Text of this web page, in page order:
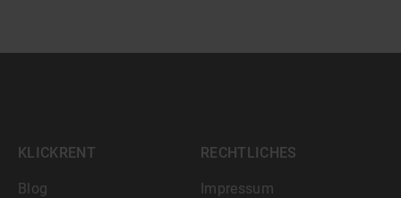
KLICKRENT
Blog
RECHTLICHES
Impressum